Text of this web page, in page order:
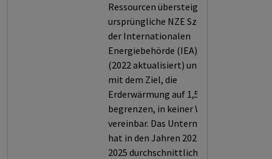
Ressourcen übersteigen das
ursprüngliche NZE Szenario
der Internationalen
Energiebehörde (IEA) von 2021
(2022 aktualisiert) und sind
mit dem Ziel, die
Erderwärmung auf 1,5° C zu
begrenzen, in keiner Weise
vereinbar. Das Unternehmen
hat in den Jahren 2023 bis
2025 durchschnittlich 2239,2